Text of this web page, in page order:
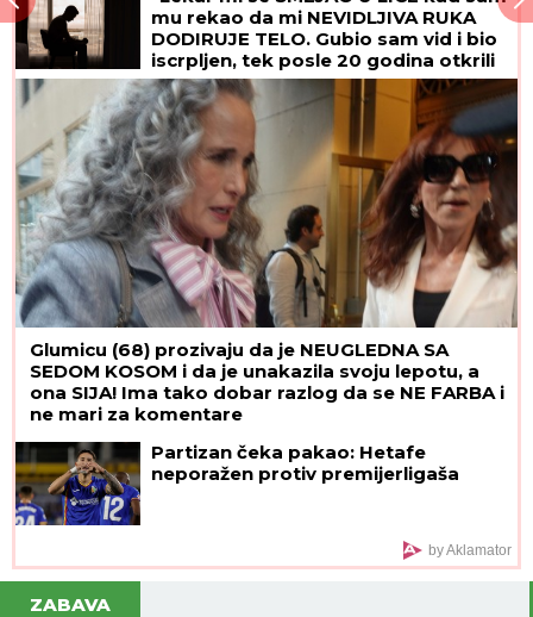
mu rekao da mi NEVIDLJIVA RUKA
DODIRUJE TELO. Gubio sam vid i bio
iscrpljen, tek posle 20 godina otkrili
su od ČEGA BOLUJEM"
Glumicu (68) prozivaju da je NEUGLEDNA SA
SEDOM KOSOM i da je unakazila svoju lepotu, a
ona SIJA! Ima tako dobar razlog da se NE FARBA i
ne mari za komentare
Partizan čeka pakao: Hetafe
neporažen protiv premijerligaša
by Aklamator
ZABAVA